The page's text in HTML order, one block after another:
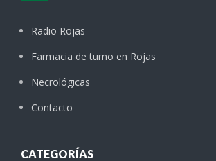
Radio Rojas
Farmacia de turno en Rojas
Necrológicas
Contacto
CATEGORÍAS